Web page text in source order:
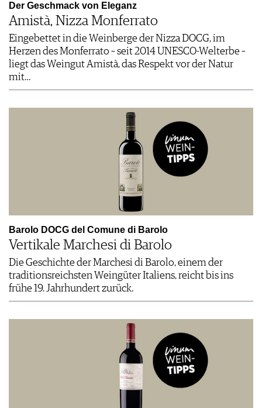
Der Geschmack von Eleganz
Amistà, Nizza Monferrato
Eingebettet in die Weinberge der Nizza DOCG, im
Herzen des ­Monferrato – seit 2014 UNESCO-Welterbe –
liegt das Weingut Amistà, das Respekt vor der Natur
mit…
Barolo DOCG del Comune di Barolo
Vertikale Marchesi di Barolo
Die Geschichte der Marchesi di Barolo, einem der
traditionsreichsten Weingüter Italiens, reicht bis ins
frühe 19. Jahrhundert zurück.